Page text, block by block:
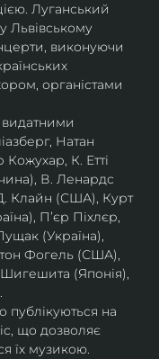
Луганський
Львівському
виконуючи
органістами
видатними
Натан
К. Етті
В. Ленардс
Клайн (США), Курт
П’єр Піхлєр,
(Україна),
Фогель (США),
(Японія),
публікуються на
що дозволяє
їх музикою​.